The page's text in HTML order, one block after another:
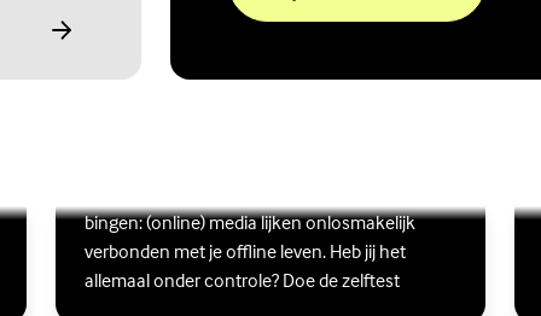
bingen: (online) media lijken onlosmakelijk
verbonden met je offline leven. Heb jij het
allemaal onder controle? Doe de zelftest
Lees meer over Ben jij digitaal in balans?
(Externe link)